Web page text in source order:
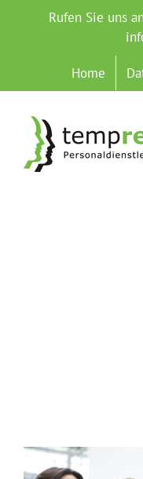
Rufen Sie uns
Home